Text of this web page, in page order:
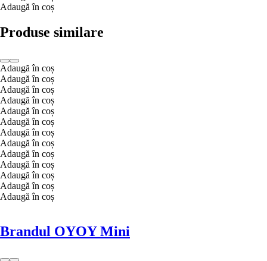
Adaugă în coș
Produse similare
Adaugă în coș
Adaugă în coș
Adaugă în coș
Adaugă în coș
Adaugă în coș
Adaugă în coș
Adaugă în coș
Adaugă în coș
Adaugă în coș
Adaugă în coș
Adaugă în coș
Adaugă în coș
Adaugă în coș
Brandul OYOY Mini